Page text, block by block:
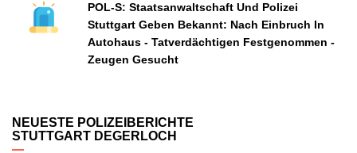
POL-S: Staatsanwaltschaft Und Polizei
Stuttgart Geben Bekannt: Nach Einbruch In
Autohaus - Tatverdächtigen Festgenommen -
Zeugen Gesucht
NEUESTE POLIZEIBERICHTE
STUTTGART DEGERLOCH